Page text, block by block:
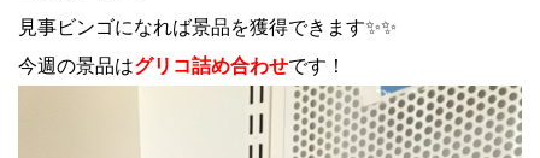
見事ビンゴになれば景品を獲得できます✨✨
今週の景品はグリコ詰め合わせです！